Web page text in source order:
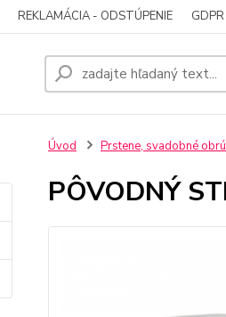
REKLAMÁCIA - ODSTÚPENIE GDPR
Úvod Prstene, svadobné
PÔVODNÝ